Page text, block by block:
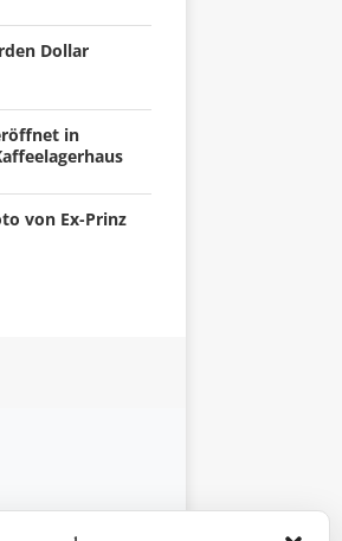
Dollar
in
von Ex-Prinz